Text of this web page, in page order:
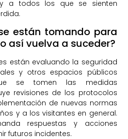
a todos los que se sienten
están tomando para
así vuelva a suceder?
están evaluando la seguridad
y otros espacios públicos
se tomen las medidas
revisiones de los protocolos
de nuevas normas
y a los visitantes en general.
respuestas y acciones
futuros incidentes.